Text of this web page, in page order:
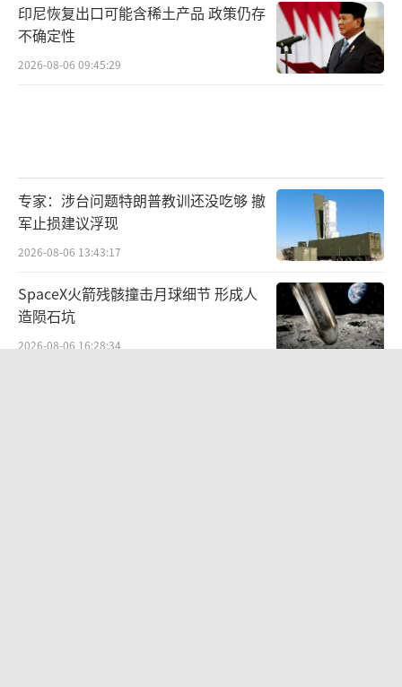
印尼恢复出口可能含稀土产品 政策仍存
不确定性
2026-08-06 09:45:29
专家：涉台问题特朗普教训还没吃够 撤
军止损建议浮现
2026-08-06 13:43:17
SpaceX火箭残骸撞击月球细节 形成人
造陨石坑
2026-08-06 16:28:34